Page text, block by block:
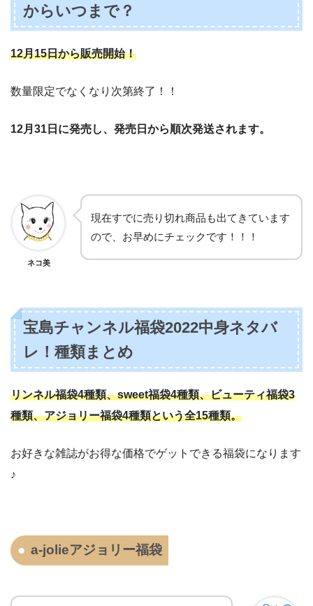
からいつまで？
12月15日から販売開始！
数量限定でなくなり次第終了！！
12月31日に発売し、発売日から順次発送されます。
ネコ美
現在すでに売り切れ商品も出てきています
ので、お早めにチェックです！！！
宝島チャンネル福袋2022中身ネタバ
レ！種類まとめ
リンネル福袋4種類、sweet福袋4種類、ビューティ福袋3
種類、アジョリー福袋4種類という全15種類。
お好きな雑誌がお得な価格でゲットできる福袋になります
♪
a-jolieアジョリー福袋